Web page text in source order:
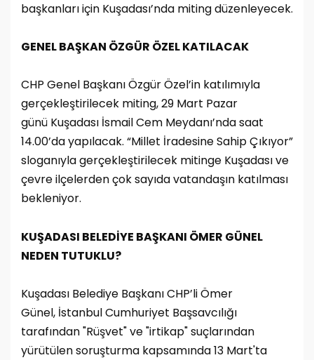
başkanları için Kuşadası’nda miting düzenleyecek.
GENEL BAŞKAN ÖZGÜR ÖZEL KATILACAK
CHP Genel Başkanı Özgür Özel’in katılımıyla
gerçekleştirilecek miting, 29 Mart Pazar
günü Kuşadası İsmail Cem Meydanı’nda saat
14.00’da yapılacak. “Millet İradesine Sahip Çıkıyor”
sloganıyla gerçekleştirilecek mitinge Kuşadası ve
çevre ilçelerden çok sayıda vatandaşın katılması
bekleniyor.
KUŞADASI BELEDİYE BAŞKANI ÖMER GÜNEL
NEDEN TUTUKLU?
Kuşadası Belediye Başkanı CHP’li Ömer
Günel, İstanbul Cumhuriyet Başsavcılığı
tarafından "Rüşvet" ve "irtikap" suçlarından
yürütülen soruşturma kapsamında 13 Mart'ta